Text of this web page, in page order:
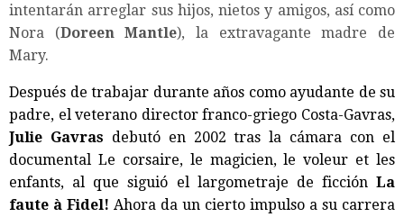
intentarán arreglar sus hijos, nietos y amigos, así como
Nora (Doreen Mantle), la extravagante madre de
Mary.
Después de trabajar durante años como ayudante de su
padre, el veterano director franco-griego Costa-Gavras,
Julie Gavras debutó en 2002 tras la cámara con el
documental Le corsaire, le magicien, le voleur et les
enfants, al que siguió el largometraje de ficción La
faute à Fidel! Ahora da un cierto impulso a su carrera